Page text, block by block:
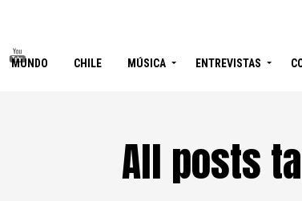
MUNDO CHILE MÚSICA ENTREVISTAS
All posts